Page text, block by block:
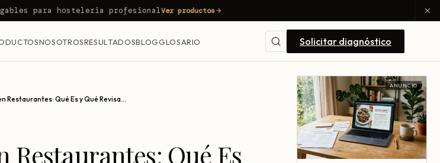
para hosteleria profesionalVer productos
NOSOTROSRESULTADOSBLOGGLOSARIO Solicitar diagnóstico
Due Diligence en Restaurantes: Qué Es y Qué Revisar Antes de un Traspaso
Restaurantes: Qué Es
ANUNCIO